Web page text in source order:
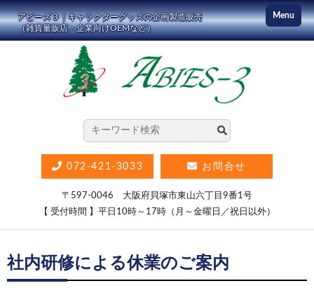
コ
ン
アビーズ３｜キャラクターグッズの企画製造販売
（雑貨量販店・企業向けOEMなど）
072-421-3033 お問合せ
〒597-0046 大阪府貝塚市東山六丁目9番1号
【 受付時間 】平日10時～17時（月～金曜日／祝日以外）
Menu
社内研修による休業のご案内